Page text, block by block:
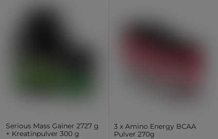
Serious Mass Gainer 2727 g
+ Kreatinpulver 300 g
3 x Amino Energy BCAA
Pulver 270g